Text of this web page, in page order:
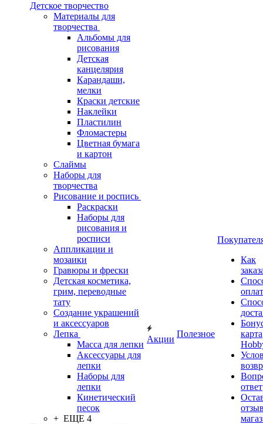
Детское творчество
Материалы для
творчества
Альбомы для
рисования
Детская
канцелярия
Карандаши,
мелки
Краски детские
Наклейки
Пластилин
Фломастеры
Цветная бумага
и картон
Слаймы
Наборы для
творчества
Рисование и роспись
Раскраски
Наборы для
рисования и
росписи
Аппликации и
мозаики
Гравюры и фрески
Детская косметика,
грим, переводные
тату
Создание украшений
и аксессуаров
Лепка
Масса для лепки
Аксессуары для
лепки
Наборы для
лепки
Кинетический
песок
+ ЕЩЕ 4
Акции
Полезное
Как
карта
ответ